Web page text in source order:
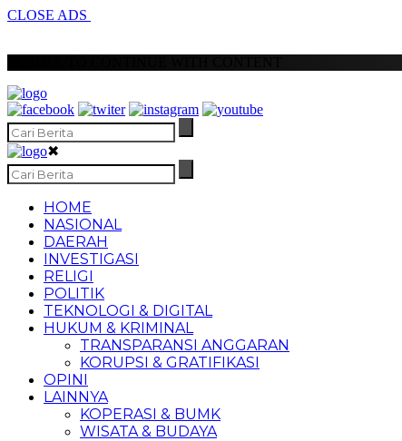
CLOSE ADS
✖
HOME
NASIONAL
DAERAH
INVESTIGASI
RELIGI
POLITIK
TEKNOLOGI & DIGITAL
HUKUM & KRIMINAL
TRANSPARANSI ANGGARAN
KORUPSI & GRATIFIKASI
OPINI
LAINNYA
KOPERASI & BUMK
WISATA & BUDAYA